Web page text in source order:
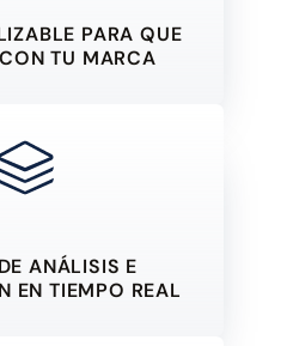
PARA QUE
TU MARCA
ANÁLISIS E
EN TIEMPO REAL